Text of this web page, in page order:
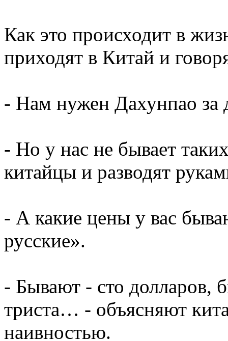
Как это происходит в
приходят в Китай и
- Нам нужен Дахунпао за
- Но у нас не бывает
китайцы и разводят
- А какие цены у вас
русские».
- Бывают - сто долларов,
триста… - объясняют
наивностью.